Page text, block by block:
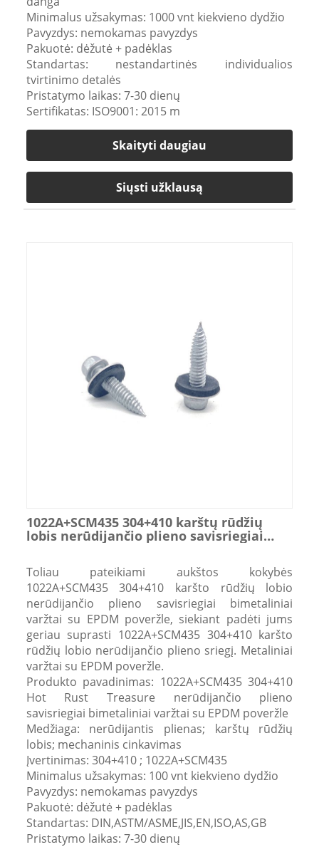
Minimalus užsakymas: 1000 vnt kiekvieno dydžio
Pavyzdys: nemokamas pavyzdys
Pakuotė: dėžutė + padėklas
Standartas: nestandartinės individualios
tvirtinimo detalės
Pristatymo laikas: 7-30 dienų
Sertifikatas: ISO9001: 2015 m
Skaityti daugiau
Siųsti užklausą
1022A+SCM435 304+410 karštų rūdžių
lobis nerūdijančio plieno savisriegiai
Toliau pateikiami aukštos kokybės
1022A+SCM435 304+410 karšto rūdžių lobio
nerūdijančio plieno savisriegiai bimetaliniai
varžtai su EPDM poveržle, siekiant padėti jums
geriau suprasti 1022A+SCM435 304+410 karšto
rūdžių lobio nerūdijančio plieno sriegį. Metaliniai
varžtai su EPDM poveržle.
Produkto pavadinimas: 1022A+SCM435 304+410
Hot Rust Treasure nerūdijančio plieno
savisriegiai bimetaliniai varžtai su EPDM poveržle
Medžiaga: nerūdijantis plienas; karštų rūdžių
lobis; mechaninis cinkavimas
Įvertinimas: 304+410 ; 1022A+SCM435
Minimalus užsakymas: 100 vnt kiekvieno dydžio
Pavyzdys: nemokamas pavyzdys
Pakuotė: dėžutė + padėklas
Standartas: DIN,ASTM/ASME,JIS,EN,ISO,AS,GB
Pristatymo laikas: 7-30 dienų